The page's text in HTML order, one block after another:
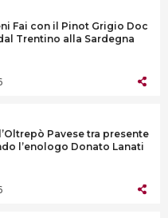
Fai con il Pinot Grigio Doc
Trentino alla Sardegna
Pavese tra presente
l’enologo Donato Lanati